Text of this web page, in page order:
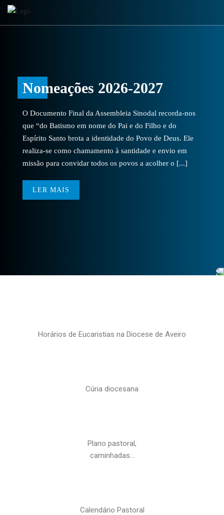
Nomeações 2026-2027
O Documento Final da Assembleia Sinodal recorda-nos
que “do Batismo em nome do Pai e do Filho e do
Espírito Santo brota a identidade do Povo de Deus. Ele
realiza-se como chamamento à santidade e envio em
missão para convidar todos os povos a acolher o [...]
LER MAIS
Horários de Eucaristias na Diocese de Aveiro
Cúria diocesana
Plano pastoral,
caminhadas…
Calendário Pastoral